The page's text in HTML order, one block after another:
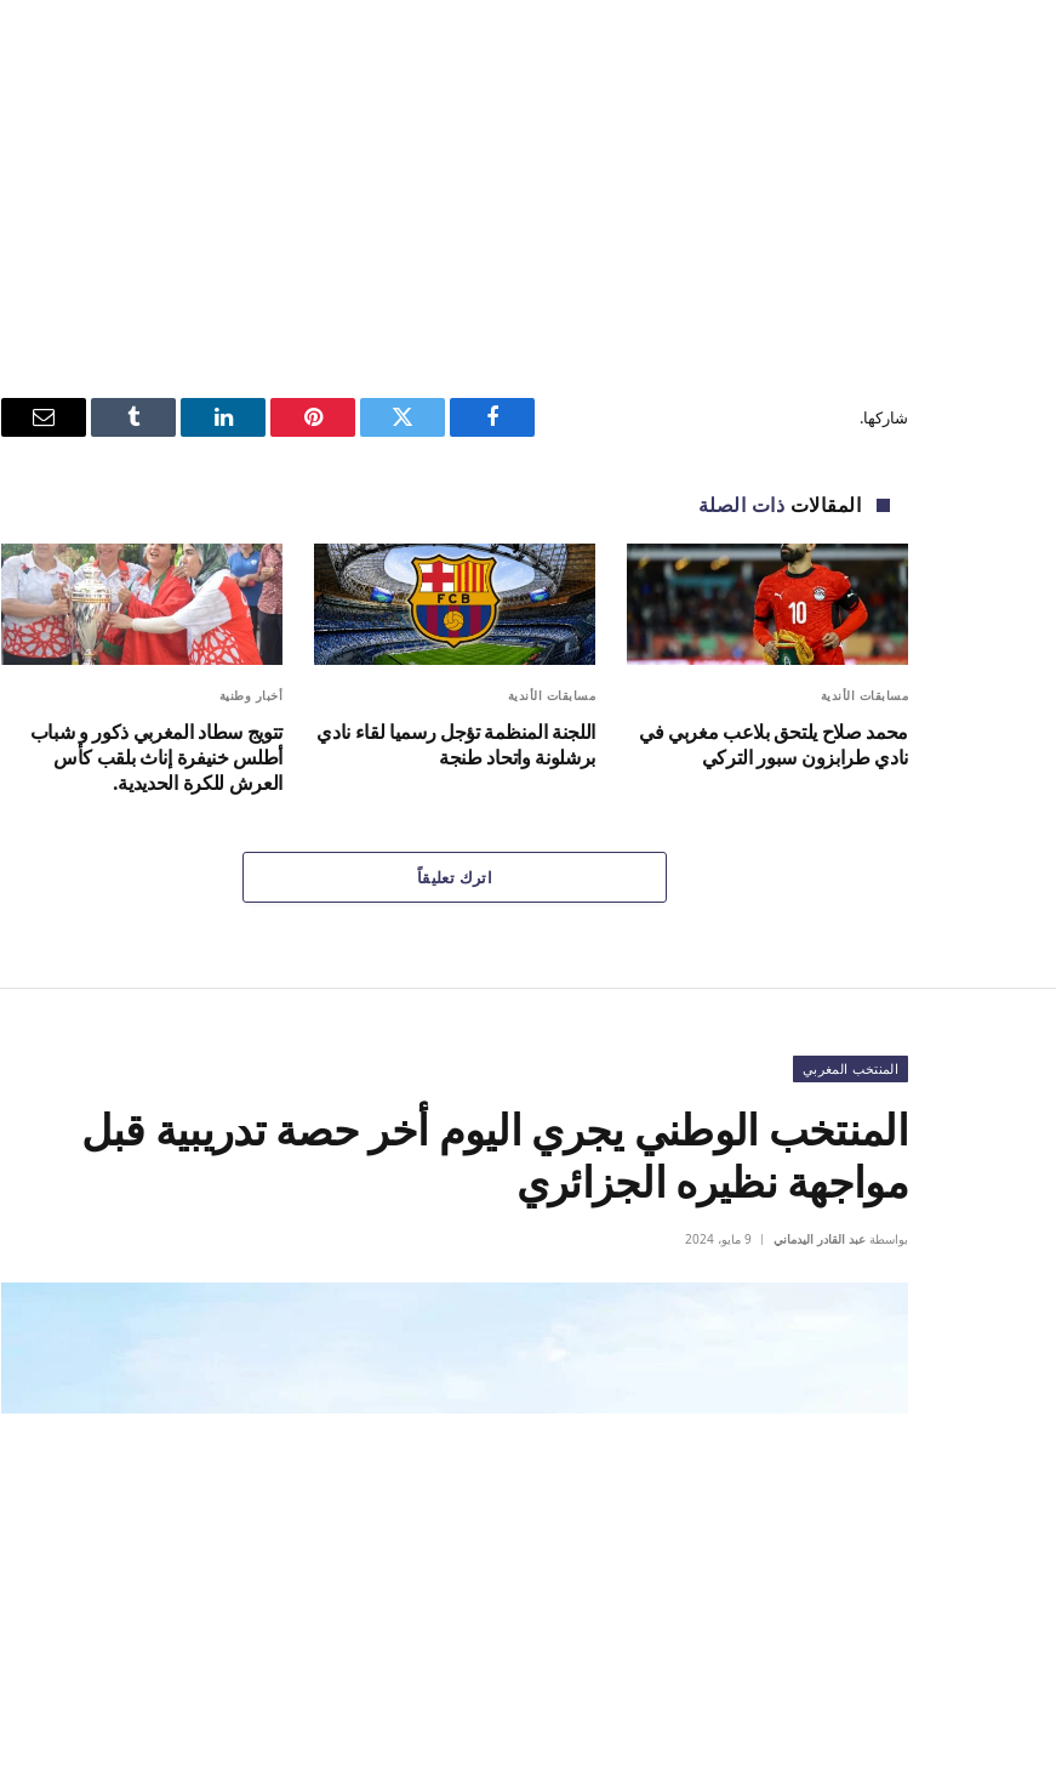
شاركها.
فيسبوك
تويتر بينتيريستلينكدإن Tumblr
البريد
المقالات ذات الصلة
مسابقات الأندية
محمد صلاح يلتحق بلاعب مغربي في
نادي طرابزون سبور التركي
مسابقات الأندية
اللجنة المنظمة تؤجل رسميا لقاء نادي
برشلونة واتحاد طنجة
أخبار وطنية
تتويج سطاد المغربي ذكور و شباب
أطلس خنيفرة إناث بلقب كأس
العرش للكرة الحديدية.
اترك تعليقاً
المنتخب المغربي
المنتخب الوطني يجري اليوم أخر حصة تدريبية قبل
مواجهة نظيره الجزائري
بواسطة عبد القادر اليدماني 9 مايو، 2024